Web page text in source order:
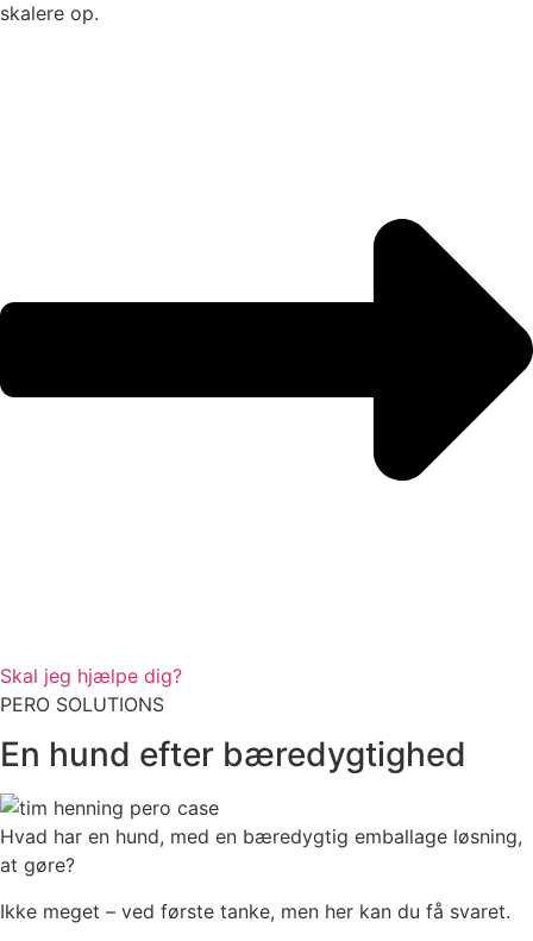
skalere op.
Skal jeg hjælpe dig?
PERO SOLUTIONS
En hund efter bæredygtighed
Hvad har en hund, med en bæredygtig emballage løsning,
at gøre?
Ikke meget – ved første tanke, men her kan du få svaret.